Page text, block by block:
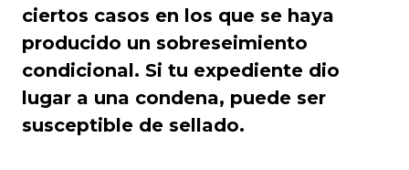
ciertos casos en los que se haya
producido un sobreseimiento
condicional. Si tu expediente dio
lugar a una condena, puede ser
susceptible de sellado.